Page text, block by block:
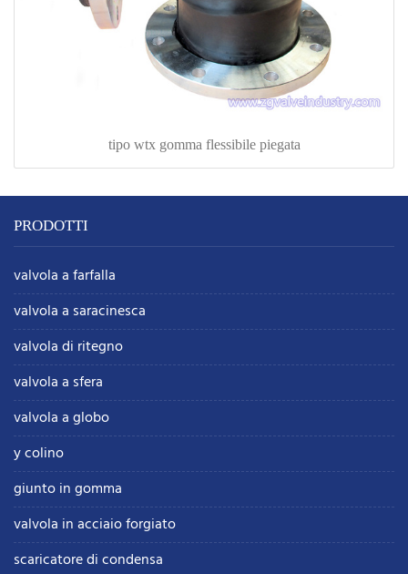
tipo wtx gomma flessibile piegata
PRODOTTI
valvola a farfalla
valvola a saracinesca
valvola di ritegno
valvola a sfera
valvola a globo
y colino
giunto in gomma
valvola in acciaio forgiato
scaricatore di condensa